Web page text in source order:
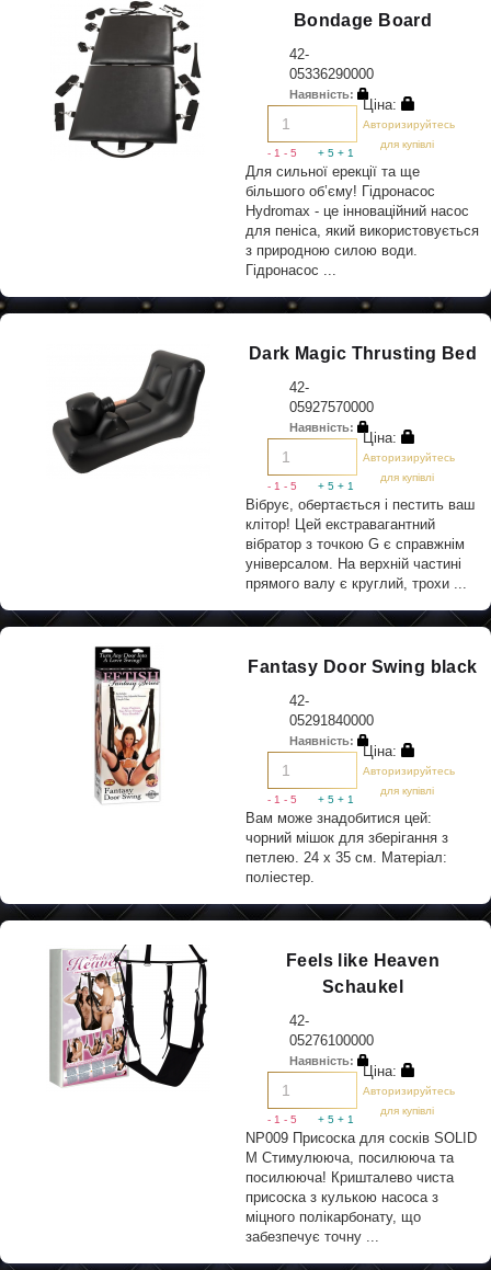
Bondage Board
42-
05336290000
Наявність:
+ 1
- 1 - 5 + 5
Ціна:
Авторизируйтесь
для купівлі
Для сильної ерекції та ще
більшого об’єму! Гідронасос
Hydromax - це інноваційний насос
для пеніса, який використовується
з природною силою води.
Гідронасос ...
Dark Magic Thrusting Bed
42-
05927570000
Наявність:
+ 1
- 1 - 5 + 5
Ціна:
Авторизируйтесь
для купівлі
Вібрує, обертається і пестить ваш
клітор! Цей екстравагантний
вібратор з точкою G є справжнім
універсалом. На верхній частині
прямого валу є круглий, трохи ...
Fantasy Door Swing black
42-
05291840000
Наявність:
+ 1
- 1 - 5 + 5
Ціна:
Авторизируйтесь
для купівлі
Вам може знадобитися цей:
чорний мішок для зберігання з
петлею. 24 х 35 см. Матеріал:
поліестер.
Feels like Heaven
Schaukel
42-
05276100000
Наявність:
+ 1
- 1 - 5 + 5
Ціна:
Авторизируйтесь
для купівлі
NP009 Присоска для сосків SOLID
M Стимулююча, посилююча та
посилююча! Кришталево чиста
присоска з кулькою насоса з
міцного полікарбонату, що
забезпечує точну ...